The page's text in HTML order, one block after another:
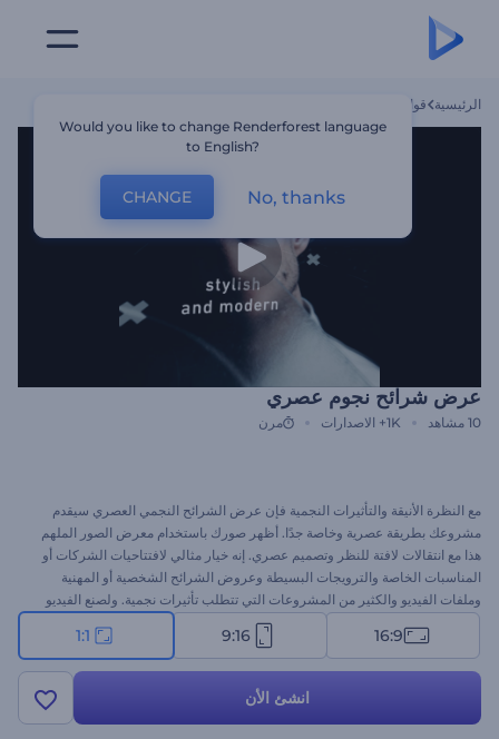
الرئيسية قوالب
عرض شرائح نجوم عصري
10 مشاهد 1K+ الاصدارات مرن
مع النظرة الأنيقة والتأثيرات النجمية فإن عرض الشرائح النجمي العصري سيقدم
مشروعك بطريقة عصرية وخاصة جدًا. أظهر صورك باستخدام معرض الصور الملهم
هذا مع انتقالات لافتة للنظر وتصميم عصري. إنه خيار مثالي لافتتاحيات الشركات أو
المناسبات الخاصة والترويجات البسيطة وعروض الشرائح الشخصية أو المهنية
وملفات الفيديو والكثير من المشروعات التي تتطلب تأثيرات نجمية. ولصنع الفيديو
الخاص بك فقم برفع صورك وتغيير النص وإضافة الموسيقى واحصل على فيديو في
دقائق قليلة مجانًا16:9
9:16
1:1
انشئ الأن
Would you like to change Renderforest language
to English?
CHANGE No, thanks